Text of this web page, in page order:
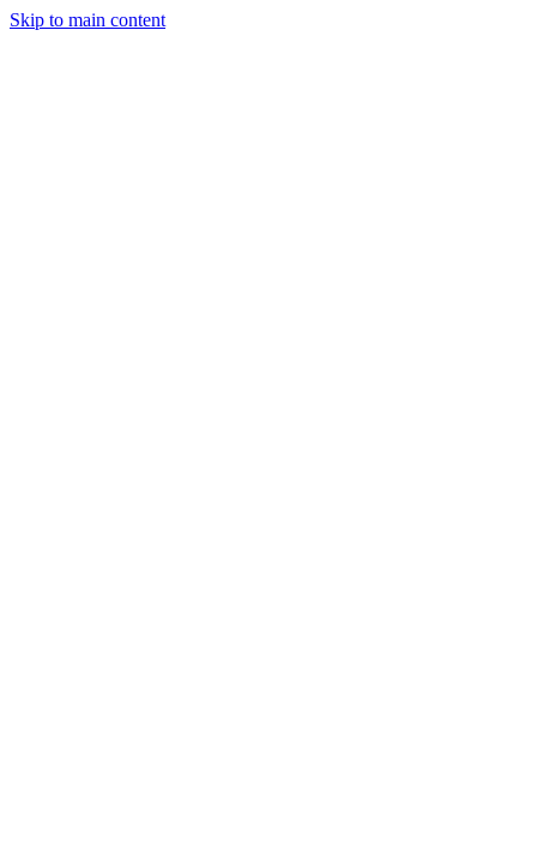
Skip to main content